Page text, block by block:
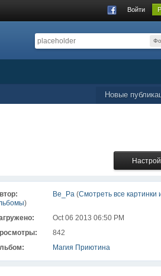
Войти
Новые
Ве_Ра(Смотреть все картинки
)
Oct 06 2013 06:50 PM
842
Магия Приютина